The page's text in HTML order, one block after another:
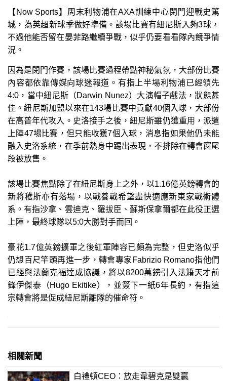
【Now Sports】周末利物浦在AXA訓練中心閉門迎戰史篤
城，為英超新球季做好準備。該場比賽有紐尼斯入夠3球，
不過他能否留在晏菲路繼續爭戰，似乎仍要看看隊內競爭情
況。
因為是閉門作賽，該場比賽過程帶點神秘氣氛，大部份比賽
內容都依靠傳媒向球迷報道。有指上半場利物浦已經領先
4:0，當中紐尼斯（Darwin Nunez）大演帽子戲法，狀態甚
佳。紐尼斯加盟以來在143場比賽中貢獻40個入球，大部份
在高普年代攻入。史洛接手之後，紐尼斯雖仍獲重用，派遣
上陣47場比賽，但只能收獲7個入球，消息指如果他仍未能
融入史洛系統，在季前熱身中踢出表現，不排除在轉會窗尾
段被放售。
該場比賽焦點除了在紐尼斯身上之外，以1.16億英鎊轉會的
新將穫斯亦有落場，以戰養戰希望盡快適應新東家戰術體
系。有指沙拿、雲迪克、羅拔臣、蘇斯保拿爾都在此役正選
上陣，最終球隊以5:0大勝對手而回。
豪花1.7億英鎊擴軍之後紅軍陣容已頗為完整，但史洛似乎
仍想百尺竿頭再進一步，轉會專家Fabrizio Romano指他們
已經與法蘭克福達成協議，將以8200萬鎊引入法籍天才前
鋒伊傑泰（Hugo Ekitike），並簽下一紙6年長約，有指這
宗轉會將是促成紐尼斯離隊的催命符。
相關新聞
白禮頓CEO：放走韋碧克是雙贏